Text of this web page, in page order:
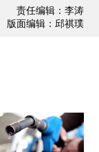
责任编辑：李涛
版面编辑：邱祺璞